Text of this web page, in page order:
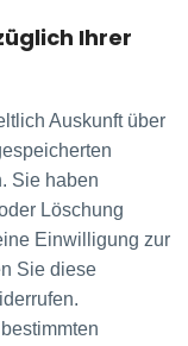
Ihrer
Auskunft über
Sie haben
Löschung
Einwilligung zur
Sie diese